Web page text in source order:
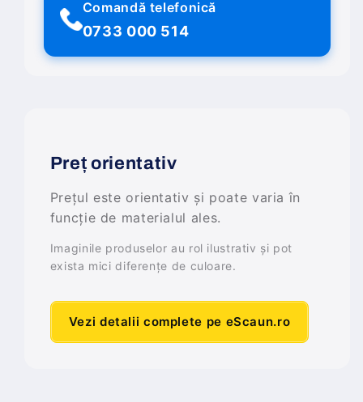
Comandă telefonică
0733 000 514
Preț orientativ
Prețul este orientativ și poate varia în
funcție de materialul ales.
Imaginile produselor au rol ilustrativ și pot
exista mici diferențe de culoare.
Vezi detalii complete pe eScaun.ro